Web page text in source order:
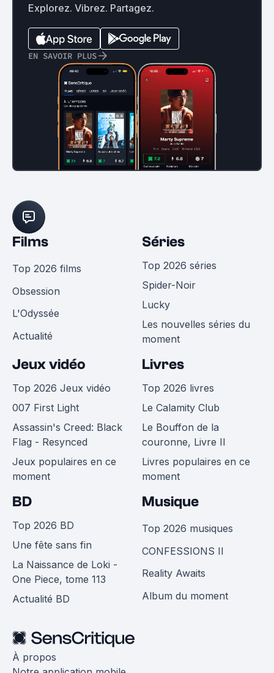
Explorez. Vibrez. Partagez.
EN SAVOIR PLUS
Films
Top 2026 films
Obsession
L'Odyssée
Actualité
Séries
Top 2026 séries
Spider-Noir
Lucky
Les nouvelles séries du
moment
Jeux vidéo
Top 2026 Jeux vidéo
007 First Light
Assassin's Creed: Black
Flag - Resynced
Jeux populaires en ce
moment
Livres
Top 2026 livres
Le Calamity Club
Le Bouffon de la
couronne, Livre II
Livres populaires en ce
moment
BD
Top 2026 BD
Une fête sans fin
La Naissance de Loki -
One Piece, tome 113
Actualité BD
Musique
Top 2026 musiques
CONFESSIONS II
Reality Awaits
Album du moment
À propos